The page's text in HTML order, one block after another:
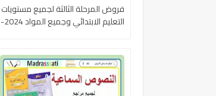
فروض المرحلة الثالثة لجميع مستويات
التعليم الابتدائي وجميع المواد 2024-